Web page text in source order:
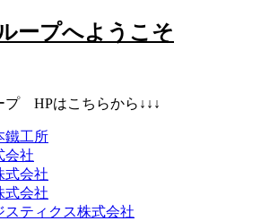
ープへようこそ
プ HPはこちらから↓↓↓
鐵工所
会社
式会社
式会社
スティクス株式会社